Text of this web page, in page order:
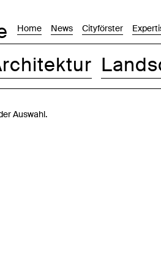
Home News Cityförster
Auswahl.